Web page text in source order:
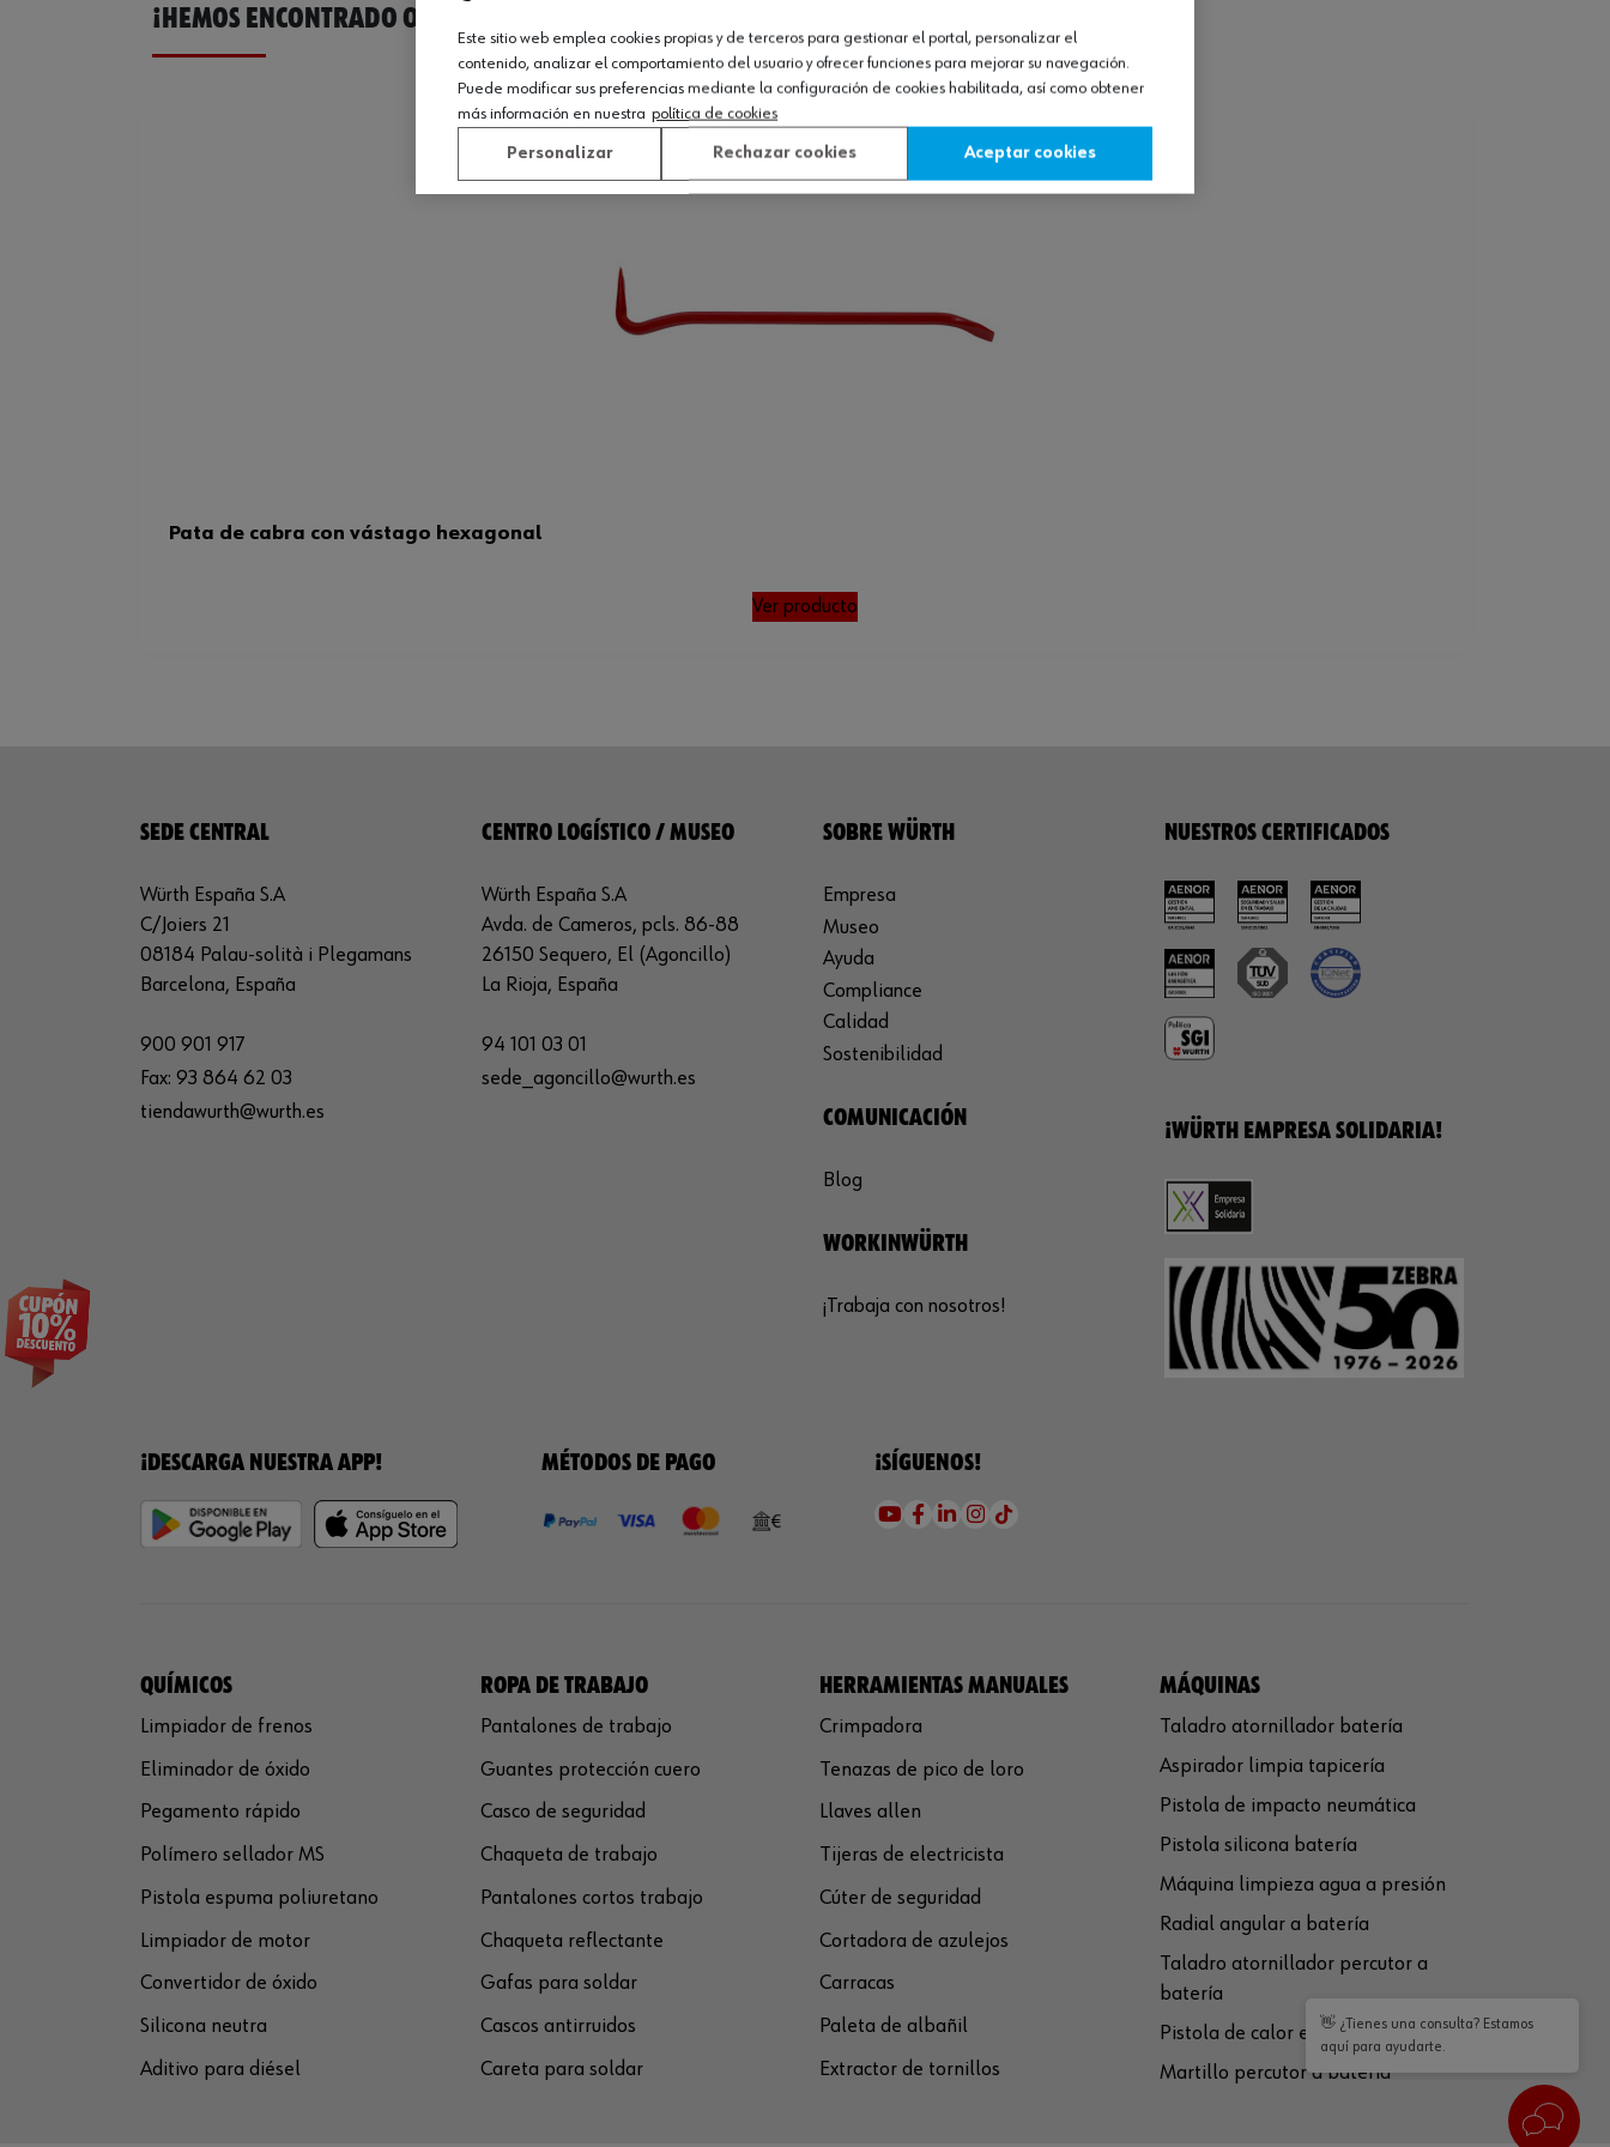
¡HEMOS ENCONTRADO OTROS PRODUCTOS QUE TE PUEDEN GUSTAR!
Pata de cabra con vástago hexagonal
Ver producto
SEDE CENTRAL
Würth España S.A
C/Joiers 21
08184 Palau-solità i Plegamans
Barcelona, España
900 901 917
Fax: 93 864 62 03
tiendawurth@wurth.es
CENTRO LOGÍSTICO / MUSEO
Würth España S.A
Avda. de Cameros, pcls. 86-88
26150 Sequero, El (Agoncillo)
La Rioja, España
94 101 03 01
sede_agoncillo@wurth.es
SOBRE WÜRTH
Empresa
Museo
Ayuda
Compliance
Calidad
Sostenibilidad
COMUNICACIÓN
Blog
WORKINWÜRTH
¡Trabaja con nosotros!
NUESTROS CERTIFICADOS
¡WÜRTH EMPRESA SOLIDARIA!
¡DESCARGA NUESTRA APP! MÉTODOS DE PAGO ¡SÍGUENOS!
QUÍMICOS
Limpiador de frenos
Eliminador de óxido
Pegamento rápido
Polímero sellador MS
Pistola espuma poliuretano
Limpiador de motor
Convertidor de óxido
Silicona neutra
Aditivo para diésel
ROPA DE TRABAJO
Pantalones de trabajo
Guantes protección cuero
Casco de seguridad
Chaqueta de trabajo
Pantalones cortos trabajo
Chaqueta reflectante
Gafas para soldar
Cascos antirruidos
Careta para soldar
HERRAMIENTAS MANUALES
Crimpadora
Tenazas de pico de loro
Llaves allen
Tijeras de electricista
Cúter de seguridad
Cortadora de azulejos
Carracas
Paleta de albañil
Extractor de tornillos
MÁQUINAS
Taladro atornillador batería
Aspirador limpia tapicería
Pistola de impacto neumática
Pistola silicona batería
Máquina limpieza agua a presión
Radial angular a batería
Taladro atornillador percutor a
batería
Pistola de calor eléctrica
Martillo percutor a batería
👋 ¿Tienes una consulta? Estamos
aquí para ayudarte.
Este sitio web emplea cookies propias y de terceros para gestionar el portal, personalizar el
contenido, analizar el comportamiento del usuario y ofrecer funciones para mejorar su navegación.
Puede modificar sus preferencias mediante la configuración de cookies habilitada, así como obtener
más información en nuestra política de cookies
Personalizar Rechazar cookies Aceptar cookies